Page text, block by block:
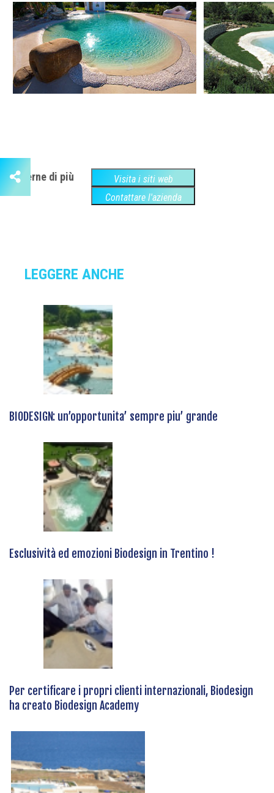
Saperne di più
Visita i siti web
Contattare l'azienda
LEGGERE ANCHE
BIODESIGN: un’opportunita’ sempre piu’ grande
Esclusività ed emozioni Biodesign in Trentino !
Per certificare i propri clienti internazionali, Biodesign
ha creato Biodesign Academy